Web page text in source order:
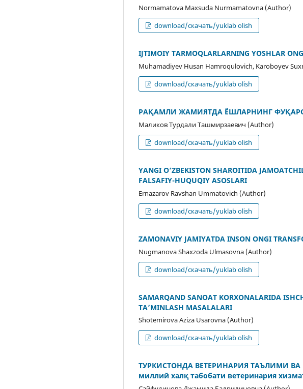
Normamatova Maxsuda Nurmamatovna (Author)
download/скачать/yuklab olish
IJTIMOIY TARMOQLARLARNING YOSHLAR
Muhamadiyev Husan Hamroqulovich, Karoboyev
download/скачать/yuklab olish
РАҚАМЛИ ЖАМИЯТДА ЁШЛАРНИНГ
Маликов Турдали Ташмирзаевич (Author)
download/скачать/yuklab olish
YANGI O‘ZBЕKISTON SHAROITIDA
FALSAFIY-HUQUQIY ASOSLARI
Ernazarov Ravshan Ummatovich (Author)
download/скачать/yuklab olish
ZAMONAVIY JAMIYATDA INSON ONGI
Nugmanova Shaxzoda Ulmasovna (Author)
download/скачать/yuklab olish
SAMARQAND SANOAT KORXONALARIDA
TA’MINLASH MASALALARI
Shotemirova Aziza Usarovna (Author)
download/скачать/yuklab olish
ТУРКИСТОНДА ВЕТЕРИНАРИЯ ТАЪЛИМИ
миллий халқ табобати ветеринария